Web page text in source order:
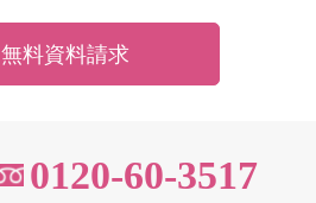
無料資料請求
0120-60-3517